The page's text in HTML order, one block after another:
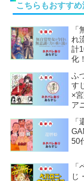
こちらもおすす
れ
計
化
ふ
す
×
ア
50
じ